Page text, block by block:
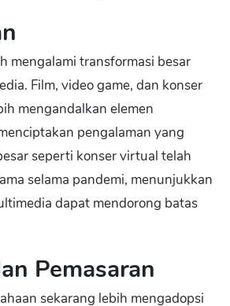
mengalami transformasi besar
Film, video game, dan konser
mengandalkan elemen
pengalaman yang
seperti konser virtual telah
selama pandemi, menunjukkan
dapat mendorong batas
Pemasaran
sekarang lebih mengadopsi